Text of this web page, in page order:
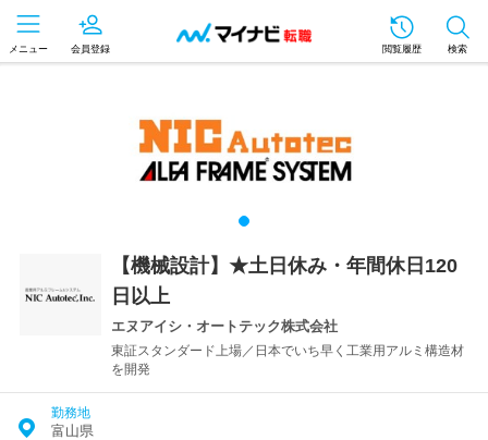
メニュー 会員登録 閲覧履歴 検索
【機械設計】★土日休み・年間休日120
日以上
エヌアイシ・オートテック株式会社
東証スタンダード上場／日本でいち早く工業用アルミ構造材
を開発
勤務地
富山県